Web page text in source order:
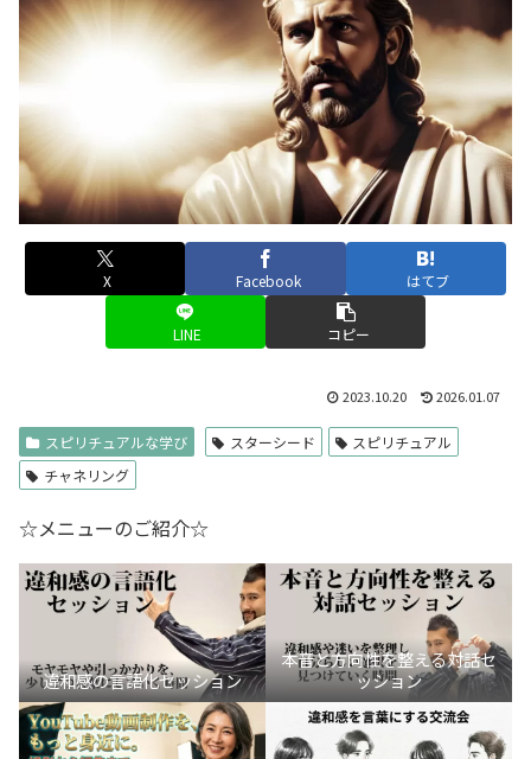
X Facebook はてブ
LINE コピー
2023.10.20 2026.01.07
スピリチュアルな学び スターシード
スピリチュアル
チャネリング
☆メニューのご紹介☆
違和感の言語化セッション
本音と方向性を整える対話セ
ッション